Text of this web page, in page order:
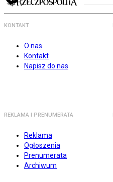
KONTAKT
O nas
Kontakt
Napisz do nas
REKLAMA I PRENUMERATA
Reklama
Ogłoszenia
Prenumerata
Archiwum